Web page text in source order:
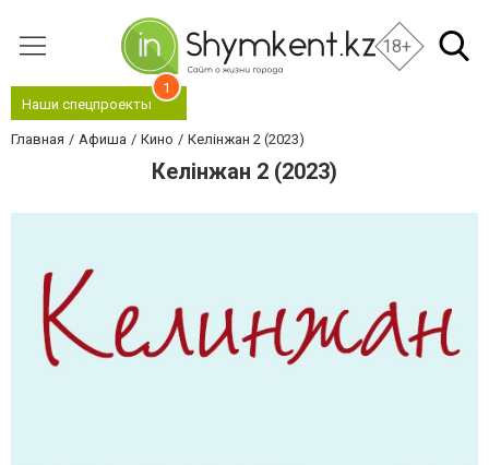
18+
Наши спецпроекты
1
Главная Афиша Кино Келiнжан 2 (2023)
Келiнжан 2 (2023)